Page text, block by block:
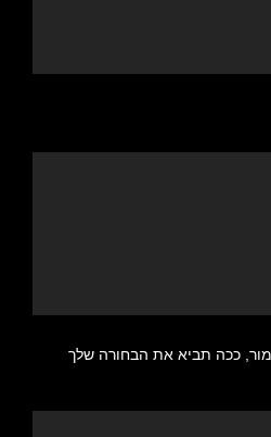
ככה תביא את הבחורה שלך